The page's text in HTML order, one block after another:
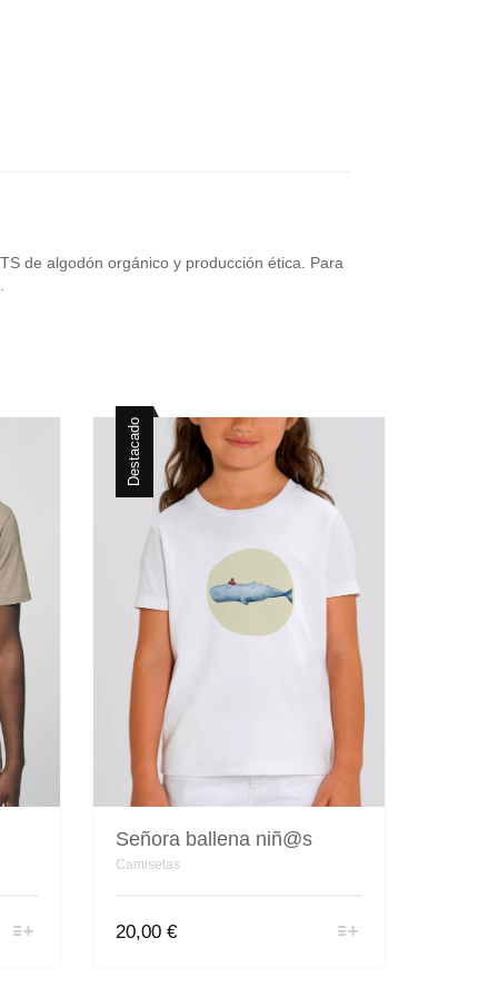
de algodón orgánico y producción ética. Para
Destacado
Señora ballena niñ@s
Camisetas
20,00 €Este